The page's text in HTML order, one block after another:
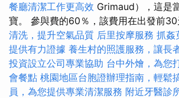
餐廳清潔工作更高效 Grimaud），這是
寶。 參與費的60％，該費用在出發前30
清洗，提升空氣品質 后里按摩服務 抓姦
提供有力證據 養生村的照護服務，讓長
投資設立公司專業協助 台中外燴，為您
會餐點 桃園地區台胞證辦理指南，輕鬆
員，為您提供專業清潔服務 附近牙醫診